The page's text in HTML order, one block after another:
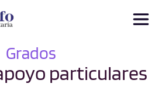
Grados
particulares